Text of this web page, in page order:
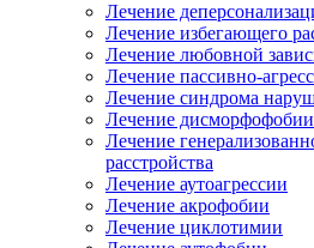
Лечение
Лечение избегающего
Лечение любовной
Лечение пассивно-
Лечение синдрома
Лечение дисморфофобии
Лечение
расстройства
Лечение аутоагрессии
Лечение акрофобии
Лечение циклотимии